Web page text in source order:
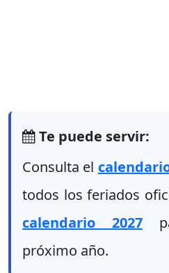
Te puede servir:
Consulta el
todos los feriados
calendario 2027
próximo año.